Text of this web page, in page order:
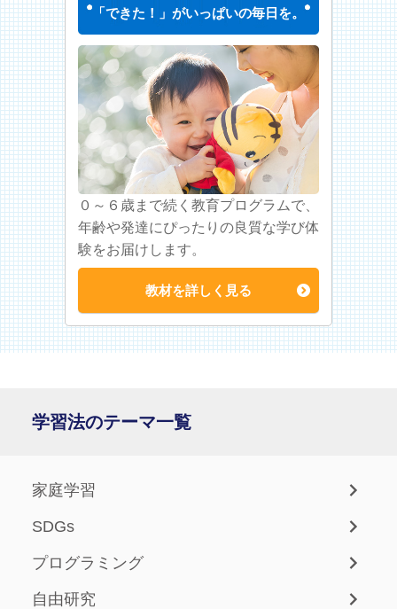
「できた！」がいっぱいの毎日を。
０～６歳まで続く教育プログラムで、
年齢や発達にぴったりの良質な学び体
験をお届けします。
教材を詳しく見る
学習法のテーマ一覧
家庭学習
SDGs
プログラミング
自由研究